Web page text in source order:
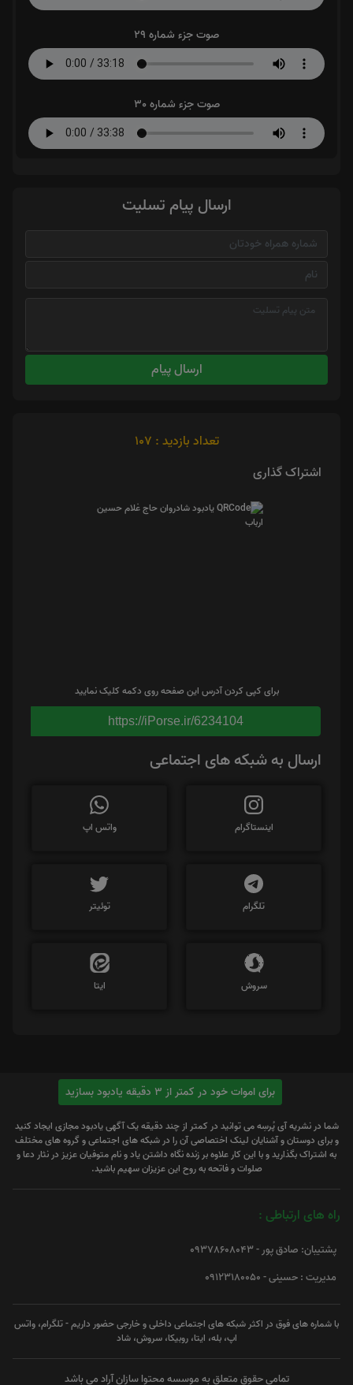
صوت جزء شماره 29
صوت جزء شماره 30
ارسال پیام تسلیت
ارسال پیام
تعداد بازدید : 107
اشتراک گذاری
برای کپی کردن آدرس این صفحه روی دکمه کلیک نمایید
https://iPorse.ir/6234104
ارسال به شبکه های اجتماعی
اینستاگرام واتس اپ
تلگرام توئیتر
سروش ایتا
برای اموات خود در کمتر از 3 دقیقه یادبود بسازید
شما در نشریه آی پُرسِه می توانید در کمتر از چند دقیقه یک آگهی یادبود مجازی ایجاد کنید
و برای دوستان و آشنایان لینک اختصاصی آن را در شبکه های اجتماعی و گروه های مختلف
به اشتراک بگذارید و با این کار علاوه بر زنده نگاه داشتن یاد و نام متوفیان عزیز در نثار دعا و
صلوات و فاتحه به روح این عزیزان سهیم باشید.
راه های ارتباطی :
پشتیبان: صادق پور - 09378608043
مدیریت : حسینی - 09123180050
با شماره های فوق در اکثر شبکه های اجتماعی داخلی و خارجی حضور داریم - تلگرام، واتس
اپ، بله، ایتا، روبیکا، سروش، شاد
تمامی حقوق متعلق به موسسه محتوا سازان آراد می باشد